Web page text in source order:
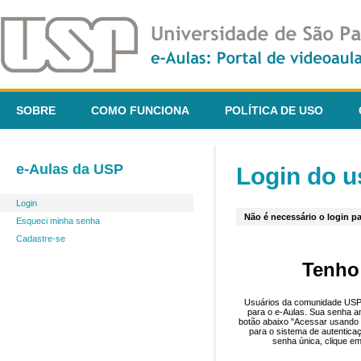
SOBRE COMO FUNCIONA POLÍTICA DE USO
e-Aulas da USP
Login
Esqueci minha senha
Cadastre-se
Login do
Não é necessário o login
Usuários da comunidade
para o e-Aulas. Sua senha
botão abaixo "Acessar
para o sistema de
senha única, clique